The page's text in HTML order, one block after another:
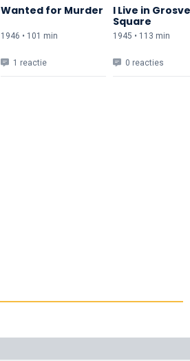
Wanted for Murder
1946 • 101 min
1 reactie
I Live in
Square
1945 • 113 min
0 reacties